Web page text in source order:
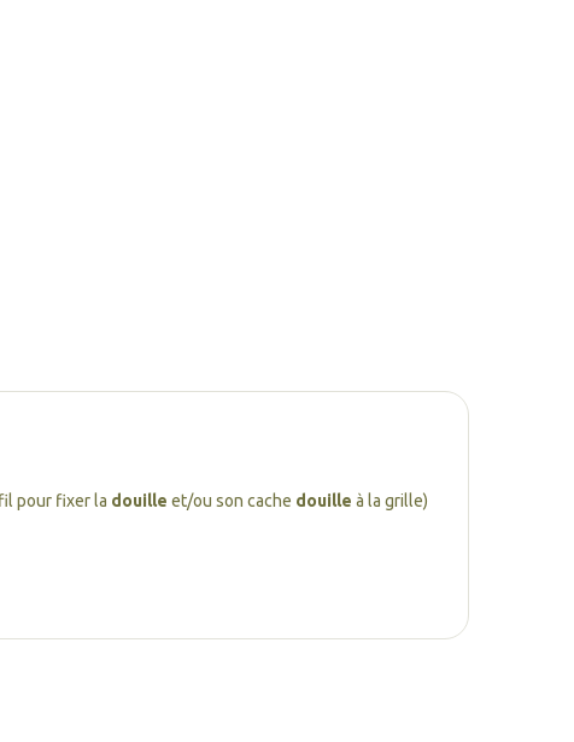
pour fixer la douille et/ou son cache douille à la grille)